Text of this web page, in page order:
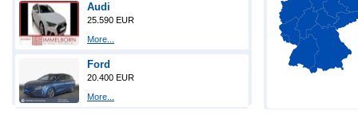
Audi
25.590 EUR
More...
Ford
20.400 EUR
More...